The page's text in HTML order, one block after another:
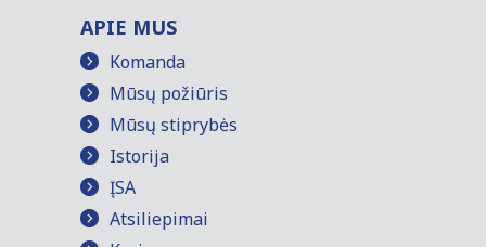
APIE MUS
Komanda
Mūsų požiūris
Mūsų stiprybės
Istorija
ĮSA
Atsiliepimai